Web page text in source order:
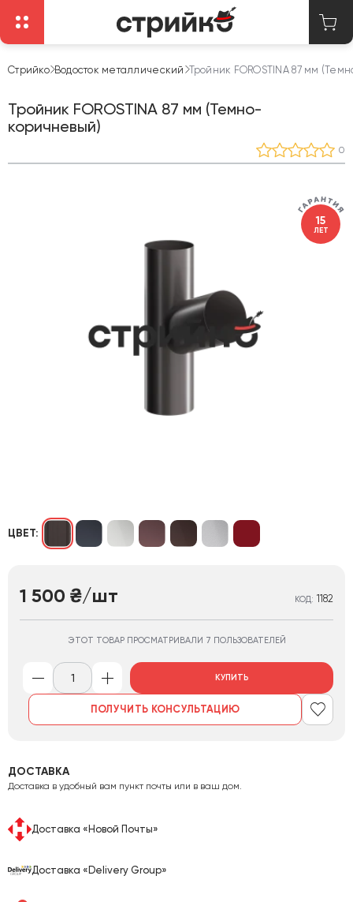
Стрийко Водосток металлический Тройник FOROSTINA 87 мм
Тройник FOROSTINA 87 мм (Темно-
коричневый)
0
15
ЛЕТ
ЦВЕТ:
1 500 ₴/шт КОД: 1182
ЭТОТ ТОВАР ПРОСМАТРИВАЛИ 7 ПОЛЬЗОВАТЕЛЕЙ
КУПИТЬ
ПОЛУЧИТЬ КОНСУЛЬТАЦИЮ
ДОСТАВКА
Доставка в удобный вам пункт почты или в ваш дом.
Доставка «Новой Почты»
Доставка «Delivery Group»